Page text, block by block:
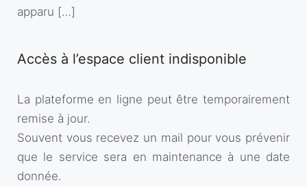
apparu […]
Accès à l’espace client indisponible
La plateforme en ligne peut être temporairement
remise à jour.
Souvent vous recevez un mail pour vous prévenir
que le service sera en maintenance à une date
donnée.